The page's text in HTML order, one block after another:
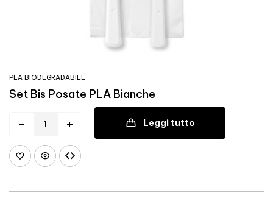
PLA BIODEGRADABILE
Set Bis Posate PLA Bianche
Leggi tutto